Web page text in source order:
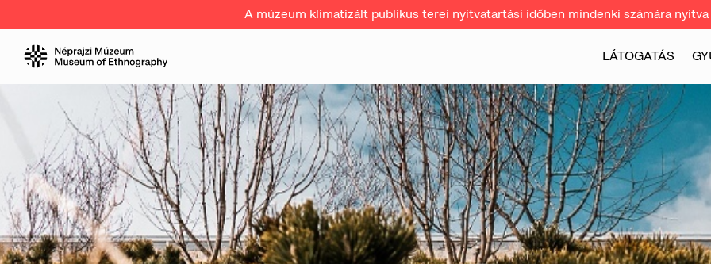
A múzeum klimatizált publikus terei nyitvatartási időben mindenki számára nyitva
LÁTOGATÁS